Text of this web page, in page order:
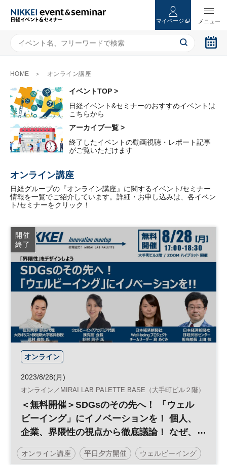
マイページ
HOME オンライン講座
イベントTOP >
日経イベント&セミナーのおすすめイベントは
こちらから
アーカイブ一覧 >
終了したイベントの動画視聴・レポート記事
がご覧いただけます
オンライン講座
日経グループの『オンライン講座』に関するイベント/セミナー
情報を一覧でご紹介しています。詳細・お申し込みは、各イベン
ト/セミナーをクリック！
開催
終了
オンライン
2023/8/28(月)
オンライン／MIRAI LAB PALETTE BASE（大手町ビル２階）
＜無料開催＞SDGsのその先へ！ 「ウェル
ビーイング」にイノベーションを！ 個人、
企業、界隈性の視点から徹底議論！ なぜ、
今ウェルビーイングなのか？ ウェルビー
イングの実現に向けたイノベーションと
オンライン講座 平日夕方開催 ウェルビーイング